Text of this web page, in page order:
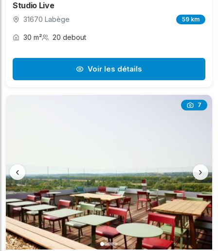
Studio Live
31670 Labège 59 km
30 m² 20 debout
Voir les détails
7
‹ ›